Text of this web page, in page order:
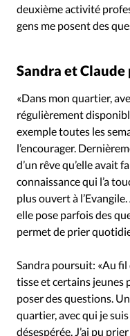
deuxième activité
gens me posent des
Sandra et
«Dans mon quartier,
régulièrement
exemple toutes les
l’encourager.
d’un rêve qu’elle avait
connaissance qui l’a
plus ouvert à
elle pose parfois des
permet de prier
Sandra poursuit: «Au fil
tisse et certains jeunes
poser des questions.
quartier, avec qui je
désespérée. J’ai pu